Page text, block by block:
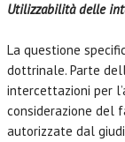
Utilizzabilità delle
La questione
dottrinale. Parte
intercettazioni per
considerazione del
autorizzate dal